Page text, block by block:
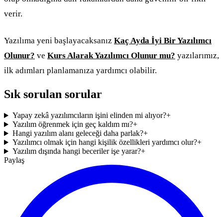
verir.
Yazılıma yeni başlayacaksanız Kaç Ayda İyi Bir Yazılımcı
Olunur? ve Kurs Alarak Yazılımcı Olunur mu? yazılarımız,
ilk adımları planlamanıza yardımcı olabilir.
Sık sorulan sorular
Yapay zekâ yazılımcıların işini elinden mi alıyor?+
Yazılım öğrenmek için geç kaldım mı?+
Hangi yazılım alanı geleceği daha parlak?+
Yazılımcı olmak için hangi kişilik özellikleri yardımcı olur?+
Yazılım dışında hangi beceriler işe yarar?+
Paylaş